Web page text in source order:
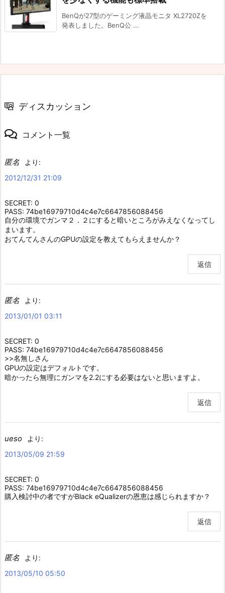
BenQが27型のゲーミング液晶モニタ XL2720Zを
発表しました。BenQ公 ...
ディスカッション
コメント一覧
匿名
より:
2012/12/31 21:09
SECRET: 0
PASS: 74be16979710d4c4e7c6647856088456
自分の環境でガンマ２．２にすると暗いところがみえなくなってし
まいます。
おてんてんさんのGPUの設定を教えてもらえませんか？
返信
匿名
より:
2013/01/01 03:11
SECRET: 0
PASS: 74be16979710d4c4e7c6647856088456
>>名無しさん
GPUの設定はデフォルトです。
暗かったら無理にガンマを2.2にする必要はないと思いますよ。
返信
ueso
より:
2013/05/09 21:59
SECRET: 0
PASS: 74be16979710d4c4e7c6647856088456
購入検討中の者ですがBlack eQualizerの恩恵は感じられますか？
返信
匿名
より:
2013/05/10 05:50